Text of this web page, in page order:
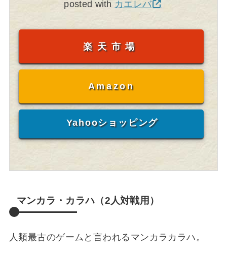
posted with カエレバ
楽天市場
Amazon
Yahooショッピング
マンカラ・カラハ（2人対戦用）
人類最古のゲームと言われるマンカラカラハ。